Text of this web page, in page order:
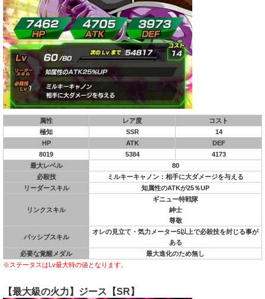
属性 レア度
コスト
極知
SSR
14
HP
ATK
DEF
8019
5384
4173
最大レベル
80
必殺技
ミルキーキャノン：相手に大ダメージを与える
リーダースキル
知属性のATKが25％UP
リンクスキル
ギニュー特戦隊
紳士
尊敬
パッシブスキル
オレの見立て・気力メーター5以上で必殺技を封じる事が
ある
必要な覚醒メダル
最大進化のため無し
※ステータスはLv最大時の値となります。
【最大級の火力】ジース【SR】